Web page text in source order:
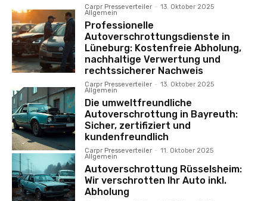
Carpr Presseverteiler - 13. Oktober 2025
Allgemein
Professionelle
Autoverschrottungsdienste in
Lüneburg: Kostenfreie Abholung,
nachhaltige Verwertung und
rechtssicherer Nachweis
Carpr Presseverteiler - 13. Oktober 2025
Allgemein
Die umweltfreundliche
Autoverschrottung in Bayreuth:
Sicher, zertifiziert und
kundenfreundlich
Carpr Presseverteiler - 11. Oktober 2025
Allgemein
Autoverschrottung Rüsselsheim:
Wir verschrotten Ihr Auto inkl.
Abholung